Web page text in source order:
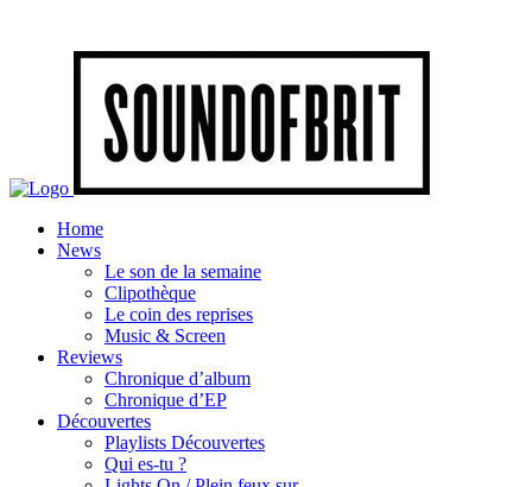
Home
News
Le son de la semaine
Clipothèque
Le coin des reprises
Music & Screen
Reviews
Chronique d’album
Chronique d’EP
Découvertes
Playlists Découvertes
Qui es-tu ?